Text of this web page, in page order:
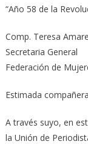
“Año 58 de la
Comp. Teresa
Secretaria General
Federación de
Estimada
A través suyo, en
la Unión de